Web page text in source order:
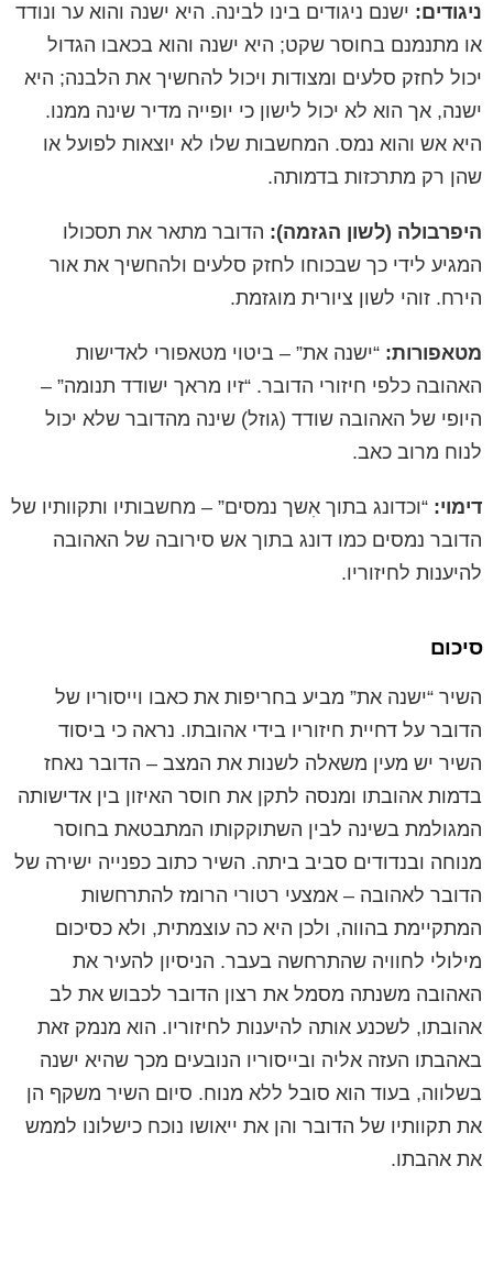
ניגודים: ישנם ניגודים בינו לבינה. היא ישנה והוא ער ונודד
או מתנמנם בחוסר שקט; היא ישנה והוא בכאבו הגדול
יכול לחזק סלעים ומצודות ויכול להחשיך את הלבנה; היא
ישנה, אך הוא לא יכול לישון כי יופייה מדיר שינה ממנו.
היא אש והוא נמס. המחשבות שלו לא יוצאות לפועל או
שהן רק מתרכזות בדמותה.
היפרבולה (לשון הגזמה): הדובר מתאר את תסכולו
המגיע לידי כך שבכוחו לחזק סלעים ולהחשיך את אור
הירח. זוהי לשון ציורית מוגזמת.
מטאפורות: “ישנה את” – ביטוי מטאפורי לאדישות
האהובה כלפי חיזורי הדובר. “זיו מראך ישודד תנומה” –
היופי של האהובה שודד (גוזל) שינה מהדובר שלא יכול
לנוח מרוב כאב.
דימוי: “וכדונג בתוך אִשך נמסים” – מחשבותיו ותקוותיו של
הדובר נמסים כמו דונג בתוך אש סירובה של האהובה
להיענות לחיזוריו.
סיכום
השיר “ישנה את” מביע בחריפות את כאבו וייסוריו של
הדובר על דחיית חיזוריו בידי אהובתו. נראה כי ביסוד
השיר יש מעין משאלה לשנות את המצב – הדובר נאחז
בדמות אהובתו ומנסה לתקן את חוסר האיזון בין אדישותה
המגולמת בשינה לבין השתוקקותו המתבטאת בחוסר
מנוחה ובנדודים סביב ביתה. השיר כתוב כפנייה ישירה של
הדובר לאהובה – אמצעי רטורי הרומז להתרחשות
המתקיימת בהווה, ולכן היא כה עוצמתית, ולא כסיכום
מילולי לחוויה שהתרחשה בעבר. הניסיון להעיר את
האהובה משנתה מסמל את רצון הדובר לכבוש את לב
אהובתו, לשכנע אותה להיענות לחיזוריו. הוא מנמק זאת
באהבתו העזה אליה ובייסוריו הנובעים מכך שהיא ישנה
בשלווה, בעוד הוא סובל ללא מנוח. סיום השיר משקף הן
את תקוותיו של הדובר והן את ייאושו נוכח כישלונו לממש
את אהבתו.